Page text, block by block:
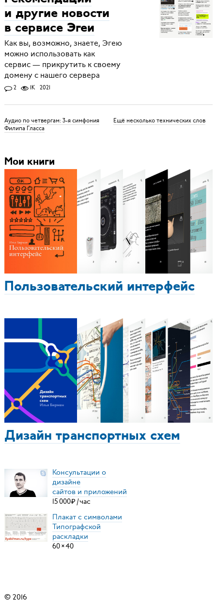
и другие новости
в сервисе Эгеи
Как вы, возможно, знаете, Эгею
можно использовать как
сервис — прикрутить к своему
домену с нашего сервера
2 1K 2021
Аудио по четвергам: 3-я симфония
Филипа Гласса
Ещё несколько технических слов
Мои книги
Пользовательский интерфейс
Дизайн транспортных схем
Консультации о
дизайне
сайтов и приложений
15000₽ /час
Плакат с символами
Типографской
раскладки
60×40
© 2016